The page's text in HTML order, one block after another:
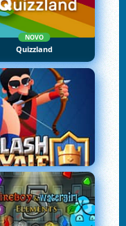
NOVO
Quizzland